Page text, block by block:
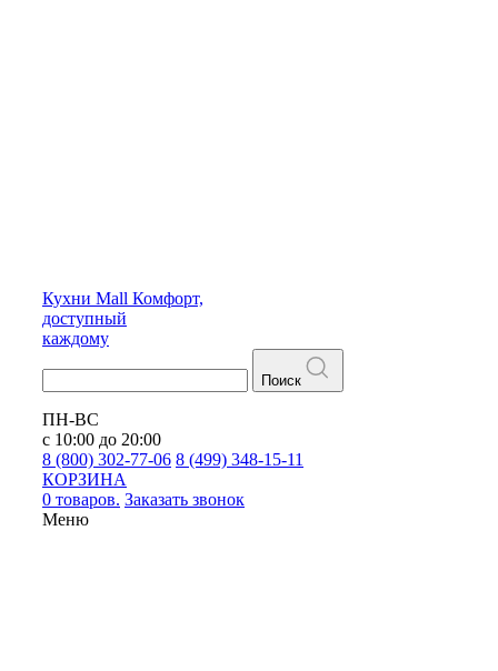
Кухни Mall Комфорт,
доступный
каждому
Поиск
ПН-ВС
с 10:00 до 20:00
8 (800) 302-77-06 8 (499) 348-15-11
КОРЗИНА
0 товаров. Заказать звонок
Меню